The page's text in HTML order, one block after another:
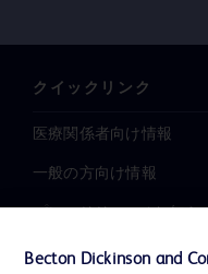
クイックリンク
医療関係者向け情報
一般の方向け情報
プレスリリース / お知ら
インクルージョン、ダイ
Becton Dickinson and